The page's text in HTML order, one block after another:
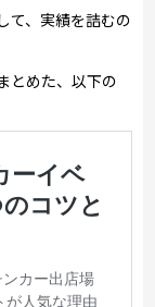
て、実績を詰むの
とめた、以下の